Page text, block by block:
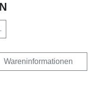
Wareninformationen